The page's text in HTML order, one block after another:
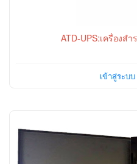
ATD-UPS:เครื่องส
เข้าสู่ระบบ